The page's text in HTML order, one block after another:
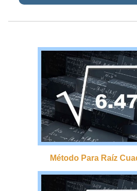
Método Para Raíz